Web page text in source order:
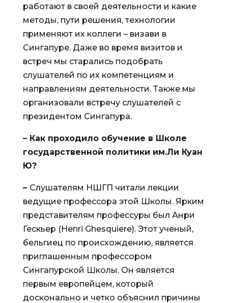
работают в своей деятельности и какие
методы, пути решения, технологии
применяют их коллеги – визави в
Сингапуре. Даже во время визитов и
встреч мы старались подобрать
слушателей по их компетенциям и
направлениям деятельности. Также мы
организовали встречу слушателей с
президентом Сингапура.
– Как проходило обучение в Школе
государственной политики им.Ли Куан
Ю?
– Слушателям НШГП читали лекции
ведущие профессора этой Школы. Ярким
представителям профессуры был Анри
Гескьер (Henri Ghesquiere). Этот ученый,
бельгиец по происхождению, является
приглашенным профессором
Сингапурской Школы. Он является
первым европейцем, который
досконально и четко объяснил причины